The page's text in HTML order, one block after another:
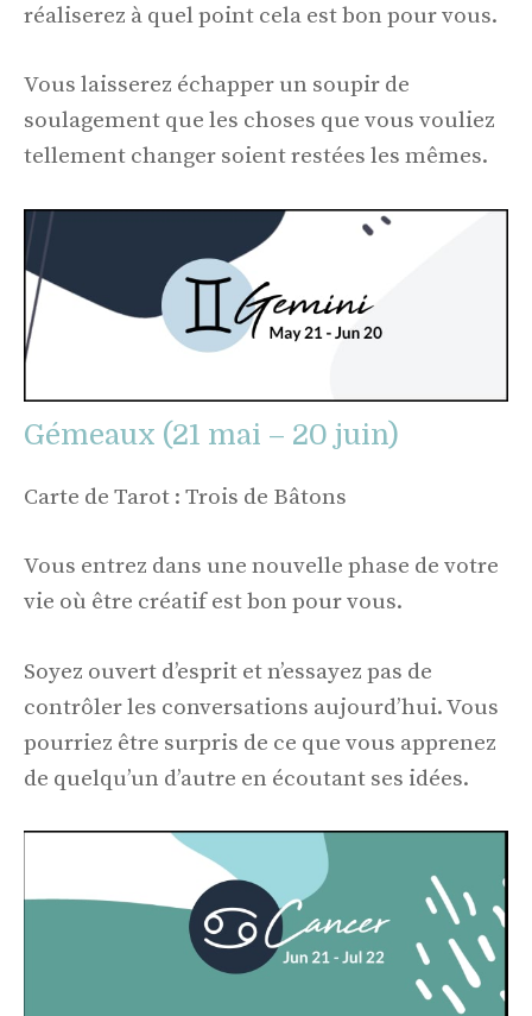
réaliserez à quel point cela est bon pour vous.
Vous laisserez échapper un soupir de
soulagement que les choses que vous vouliez
tellement changer soient restées les mêmes.
Gémeaux (21 mai – 20 juin)
Carte de Tarot : Trois de Bâtons
Vous entrez dans une nouvelle phase de votre
vie où être créatif est bon pour vous.
Soyez ouvert d’esprit et n’essayez pas de
contrôler les conversations aujourd’hui. Vous
pourriez être surpris de ce que vous apprenez
de quelqu’un d’autre en écoutant ses idées.